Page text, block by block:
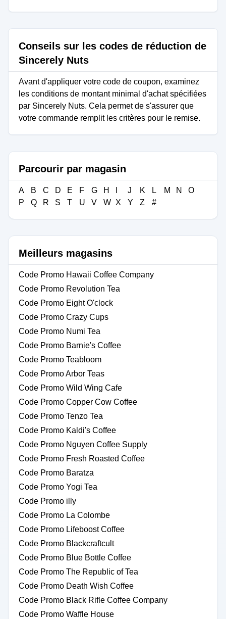
Conseils sur les codes de réduction de
Sincerely Nuts
Avant d'appliquer votre code de coupon, examinez
les conditions de montant minimal d'achat spécifiées
par Sincerely Nuts. Cela permet de s'assurer que
votre commande remplit les critères pour le remise.
Parcourir par magasin
A B C D E F G H J K L M N
O
P
Q R S T U V W X Y Z #
Meilleurs magasins
Code Promo Hawaii Coffee Company
Code Promo Revolution Tea
Code Promo Eight O'clock
Code Promo Crazy Cups
Code Promo Numi Tea
Code Promo Barnie's Coffee
Code Promo Teabloom
Code Promo Arbor Teas
Code Promo Wild Wing Cafe
Code Promo Copper Cow Coffee
Code Promo Tenzo Tea
Code Promo Kaldi's Coffee
Code Promo Nguyen Coffee Supply
Code Promo Fresh Roasted Coffee
Code Promo Baratza
Code Promo Yogi Tea
Code Promo illy
Code Promo La Colombe
Code Promo Lifeboost Coffee
Code Promo Blackcraftcult
Code Promo Blue Bottle Coffee
Code Promo The Republic of Tea
Code Promo Death Wish Coffee
Code Promo Black Rifle Coffee Company
Code Promo Waffle House